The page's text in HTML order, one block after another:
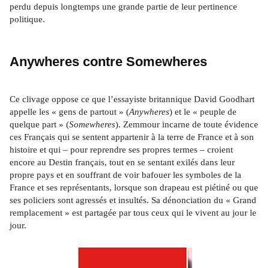
perdu depuis longtemps une grande partie de leur pertinence
politique.
Anywheres contre Somewheres
Ce clivage oppose ce que l’essayiste britannique David Goodhart
appelle les « gens de partout » (Anywheres) et le « peuple de
quelque part » (Somewheres). Zemmour incarne de toute évidence
ces Français qui se sentent appartenir à la terre de France et à son
histoire et qui – pour reprendre ses propres termes – croient
encore au Destin français, tout en se sentant exilés dans leur
propre pays et en souffrant de voir bafouer les symboles de la
France et ses représentants, lorsque son drapeau est piétiné ou que
ses policiers sont agressés et insultés. Sa dénonciation du « Grand
remplacement » est partagée par tous ceux qui le vivent au jour le
jour.